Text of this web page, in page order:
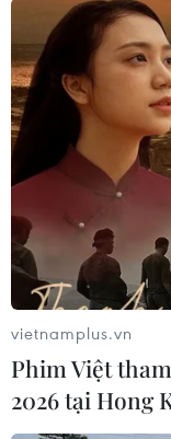
trong lễ trao
Những người
sẽ một lần nữa
địch.
Mỹ là quốc
của World Cup
cũng đã được
trao cúp World
của Mexico và
bế mạc./.
World Cup
thống
vietnamplus.vn
Phim Việt
2026 tại Hong